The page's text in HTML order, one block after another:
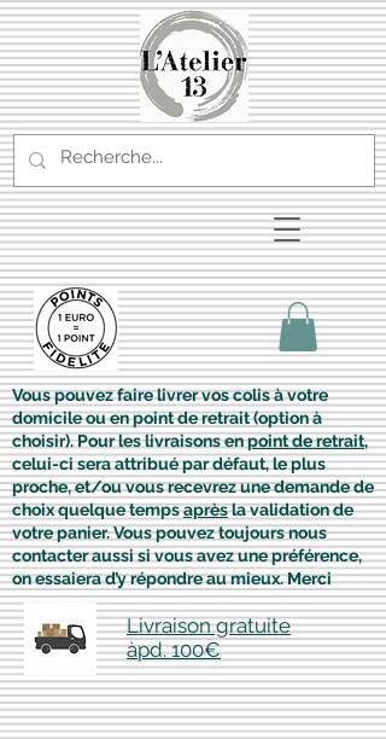
Vous pouvez faire livrer vos colis à votre
domicile ou en point de retrait (option à
choisir). Pour les livraisons enpoint de retrait,
celui-ci sera attribué par défaut, le plus
proche, et/ou vous recevrez une demande de
choix quelque tempsaprèsla validation de
votre panier. Vous pouvez toujours nous
contacter aussi si vous avez une préférence,
on essaiera d’y répondre au mieux. Merci
Livraison gratuite
àpd. 100€